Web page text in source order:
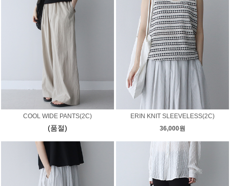
COOL WIDE PANTS(2C)
(품절)
ERIN KNIT SLEEVELESS(2C)
36,000원